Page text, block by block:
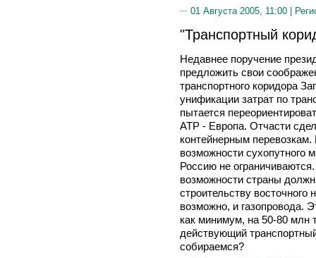
01 Августа 2005, 11:00 |
"Транспортный
Недавнее поручение
предложить свои
транспортного коридора
унификации затрат по
пытается
АТР - Европа. Отчасти
контейнерным
возможности сухопутного
Россию не
возможности страны
строительству
возможно, и газопровода.
как минимум, на 50-80 млн
действующий
собираемся?